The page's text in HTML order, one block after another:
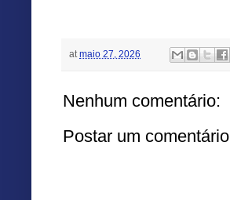
at maio 27, 2026
Nenhum comentário:
Postar um comentário